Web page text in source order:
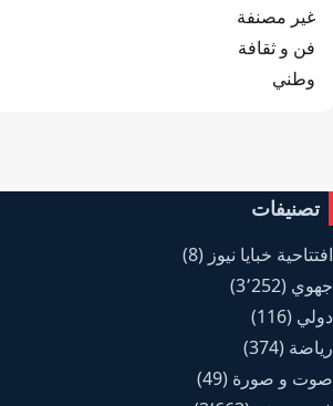
غير مصنفة
فن و ثقافة
وطني
تصنيفات
افتتاحية خبايا نيوز (8)
جهوي (3٬252)
دولي (116)
رياضة (374)
صوت و صورة (49)